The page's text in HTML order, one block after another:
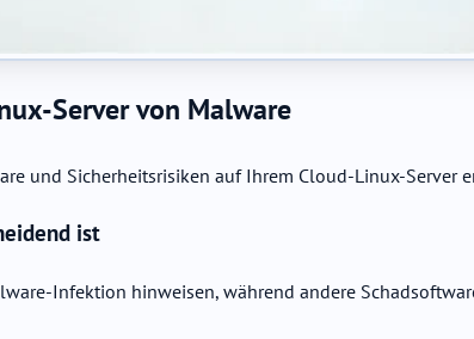
Server von Malware
und Sicherheitsrisiken auf Ihrem Cloud-Linux-Server
ist
Infektion hinweisen, während andere